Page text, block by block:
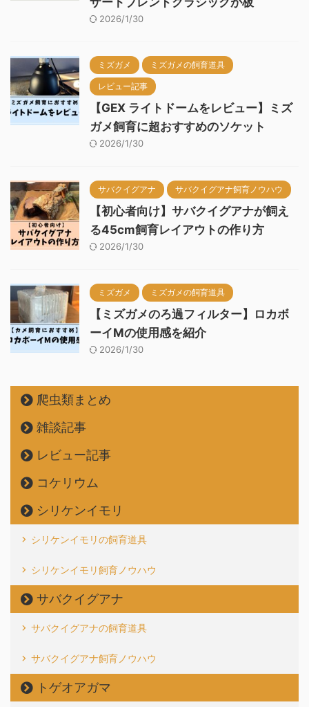
2026/1/30
ミズガメ ミズガメの飼育道具
レビュー記事
【GEX ライトドームをレビュー】ミズ
ガメ飼育に超おすすめのソケット
2026/1/30
サバクイグアナ サバクイグアナ飼育ノウハウ
【初心者向け】サバクイグアナが飼え
る45cm飼育レイアウトの作り方
2026/1/30
ミズガメ ミズガメの飼育道具
【ミズガメのろ過フィルター】ロカボ
ーイMの使用感を紹介
2026/1/30
爬虫類まとめ
雑談記事
レビュー記事
コケリウム
シリケンイモリ
シリケンイモリの飼育道具
シリケンイモリ飼育ノウハウ
サバクイグアナ
サバクイグアナの飼育道具
サバクイグアナ飼育ノウハウ
トゲオアガマ